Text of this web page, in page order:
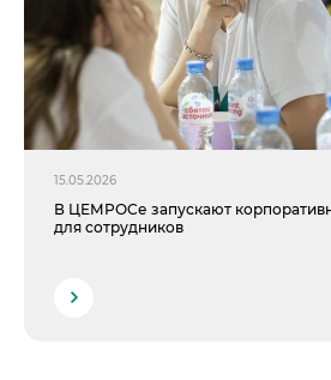
15.05.2026
В ЦЕМРОСе запускают
для сотрудников